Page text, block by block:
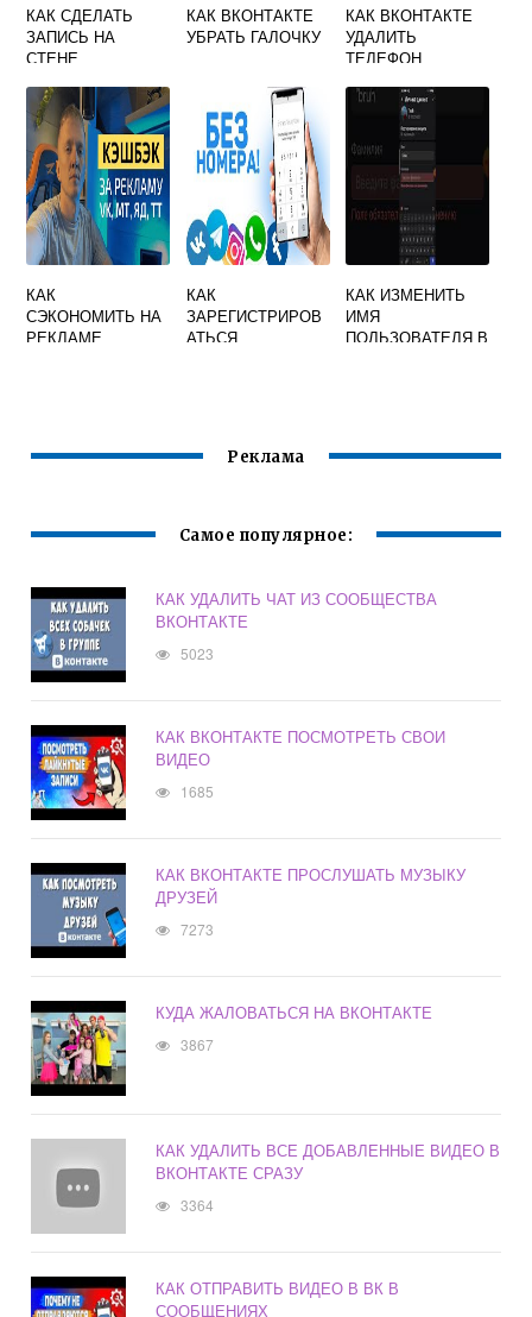
КАК СДЕЛАТЬ
ЗАПИСЬ НА
СТЕНЕ
КАК ВКОНТАКТЕ
УБРАТЬ ГАЛОЧКУ
КАК ВКОНТАКТЕ
УДАЛИТЬ
ТЕЛЕФОН
КАК
СЭКОНОМИТЬ НА
РЕКЛАМЕ
КАК
ЗАРЕГИСТРИРОВ
АТЬСЯ
КАК ИЗМЕНИТЬ
ИМЯ
ПОЛЬЗОВАТЕЛЯ В
Реклама
Самое популярное:
КАК УДАЛИТЬ ЧАТ ИЗ СООБЩЕСТВА
ВКОНТАКТЕ
5023
КАК ВКОНТАКТЕ ПОСМОТРЕТЬ СВОИ
ВИДЕО
1685
КАК ВКОНТАКТЕ ПРОСЛУШАТЬ МУЗЫКУ
ДРУЗЕЙ
7273
КУДА ЖАЛОВАТЬСЯ НА ВКОНТАКТЕ
3867
КАК УДАЛИТЬ ВСЕ ДОБАВЛЕННЫЕ ВИДЕО В
ВКОНТАКТЕ СРАЗУ
3364
КАК ОТПРАВИТЬ ВИДЕО В ВК В
СООБЩЕНИЯХ